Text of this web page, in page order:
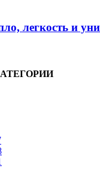
легкость и